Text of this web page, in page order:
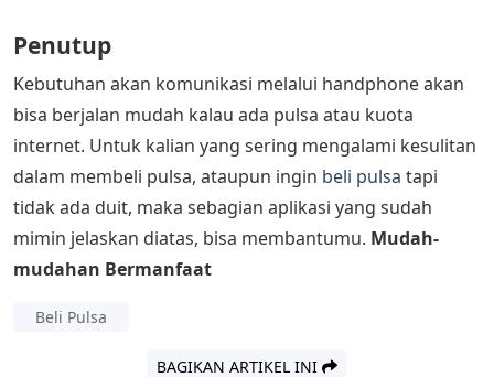
Penutup
Kebutuhan akan komunikasi melalui handphone akan
bisa berjalan mudah kalau ada pulsa atau kuota
internet. Untuk kalian yang sering mengalami kesulitan
dalam membeli pulsa, ataupun ingin beli pulsa tapi
tidak ada duit, maka sebagian aplikasi yang sudah
mimin jelaskan diatas, bisa membantumu. Mudah-
mudahan Bermanfaat
Beli Pulsa
BAGIKAN ARTIKEL INI